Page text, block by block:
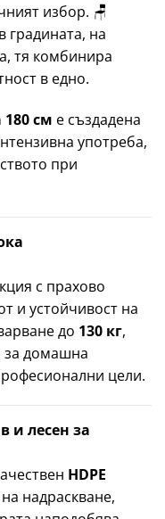
избор. 🪑
градината, на
тя комбинира
в едно.
см е създадена
употреба,
при
с прахово
и устойчивост на
до 130 кг,
за домашна
цели.
и лесен за
HDPE
надраскване,